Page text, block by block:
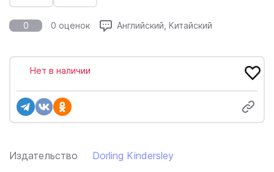
0 0 оценок Английский, Китайский
Издательство Dorling Kindersley
Нет в наличии